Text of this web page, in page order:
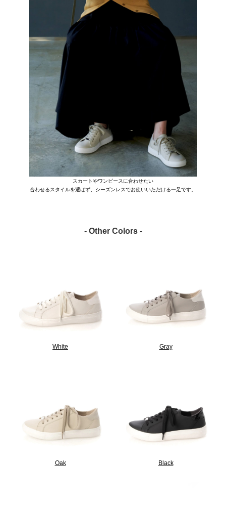
スカートやワンピースに合わせたい
合わせるスタイルを選ばず、シーズンレスでお使いいただける一足です。
- Other Colors -
White Gray
Oak Black